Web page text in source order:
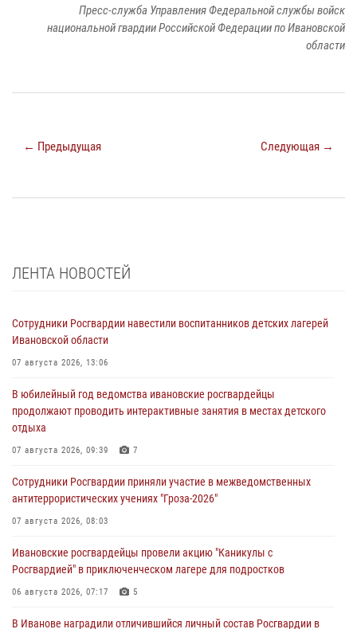
Пресс-служба Управления Федеральной службы войск
национальной гвардии Российской Федерации по Ивановской
области
← Предыдущая Следующая →
ЛЕНТА НОВОСТЕЙ
Сотрудники Росгвардии навестили воспитанников детских лагерей
Ивановской области
07 августа 2026, 13:06
В юбилейный год ведомства ивановские росгвардейцы
продолжают проводить интерактивные занятия в местах детского
отдыха
07 августа 2026, 09:39 7
Сотрудники Росгвардии приняли участие в межведомственных
антитеррористических учениях "Гроза-2026"
07 августа 2026, 08:03
Ивановские росгвардейцы провели акцию "Каникулы с
Росгвардией" в приключенческом лагере для подростков
06 августа 2026, 07:17 5
В Иванове наградили отличившийся личный состав Росгвардии в